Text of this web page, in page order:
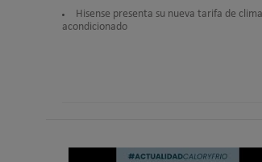
Hisense presenta su nueva tarifa de
acondicionado